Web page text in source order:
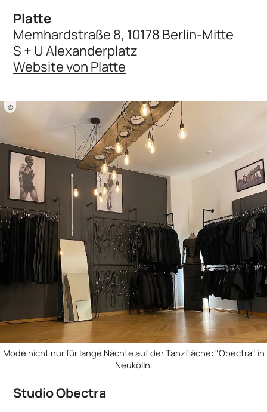
Platte
Memhardstraße 8, 10178 Berlin-Mitte
S + U Alexanderplatz
Website von Platte
©
Mode nicht nur für lange Nächte auf der Tanzfläche: "Obectra" in
Neukölln.
Studio Obectra